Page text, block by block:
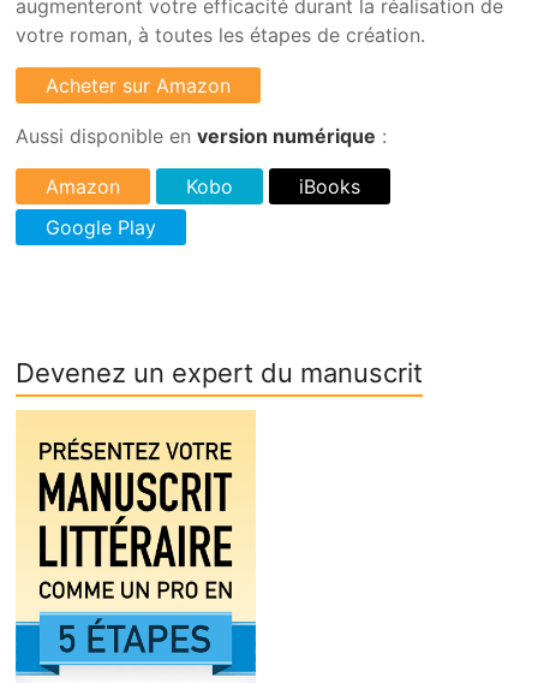
augmenteront votre efficacité durant la réalisation de
votre roman, à toutes les étapes de création.
Aussi disponible enversion numérique :
Devenez un expert du manuscrit